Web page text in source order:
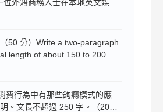
information sharing and identify
外籍商務人士在本地英文媒體
申請居留與創業的數位行政流程
人員，請撰寫一篇約 100 字的
to the Editor），表達政府近
50 分）Write a two-paragraph
length of about 150 to 200
75 to 100 words per
first paragraph of your writing,
modern governments should
費行為中有那些鉤癮模式的應
。文長不超過 250 字。（20